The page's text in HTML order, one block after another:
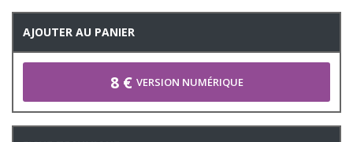
AJOUTER AU PANIER
8 € VERSION NUMÉRIQUE